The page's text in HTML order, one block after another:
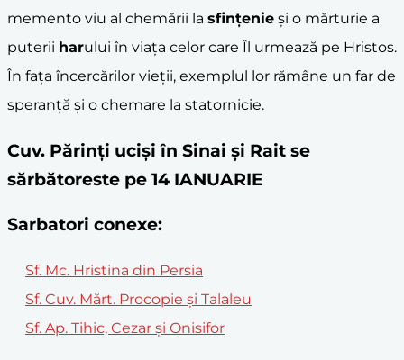
memento viu al chemării la sfințenie și o mărturie a
puterii harului în viața celor care Îl urmează pe Hristos.
În fața încercărilor vieții, exemplul lor rămâne un far de
speranță și o chemare la statornicie.
Cuv. Părinţi ucişi în Sinai şi Rait se
sărbătoreste pe 14 IANUARIE
Sarbatori conexe:
Sf. Mc. Hristina din Persia
Sf. Cuv. Mărt. Procopie și Talaleu
Sf. Ap. Tihic, Cezar şi Onisifor